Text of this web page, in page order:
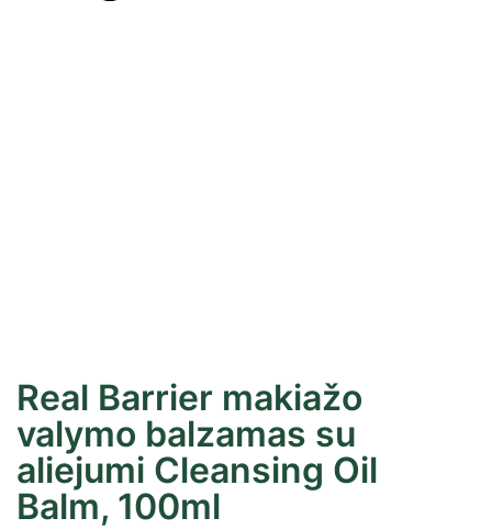
Real Barrier makiažo
valymo balzamas su
aliejumi Cleansing Oil
Balm, 100ml